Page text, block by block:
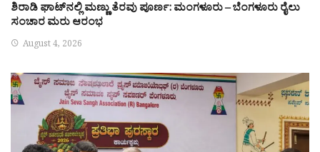
ಶಿರಾಡಿ ಘಾಟ್‌ನಲ್ಲಿ ಮಣ್ಣು ತೆರವು ಪೂರ್ಣ: ಮಂಗಳೂರು – ಬೆಂಗಳೂರು ರೈಲು
ಸಂಚಾರ ಮರು ಆರಂಭ
August 4, 2026